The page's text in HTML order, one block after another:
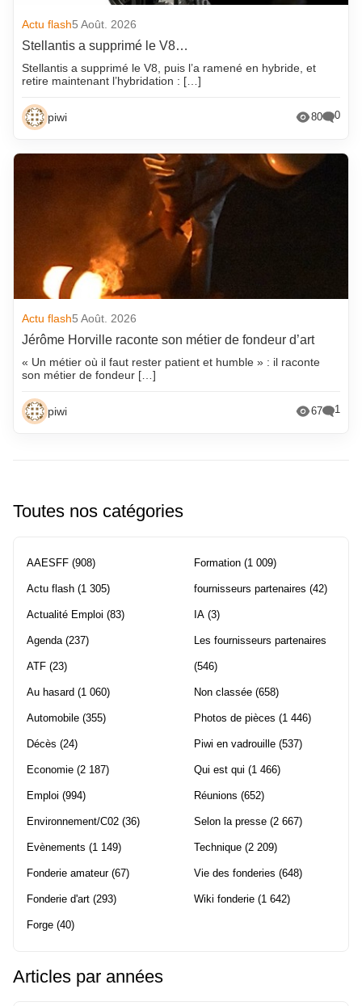
Actu flash5 Août. 2026
Stellantis a supprimé le V8…
Stellantis a supprimé le V8, puis l’a ramené en hybride, et
retire maintenant l’hybridation : […]
piwi 80 0
Actu flash5 Août. 2026
Jérôme Horville raconte son métier de fondeur d’art
« Un métier où il faut rester patient et humble » : il raconte
son métier de fondeur […]
piwi 67 1
Toutes nos catégories
AAESFF (908)
Actu flash (1 305)
Actualité Emploi (83)
Agenda (237)
ATF (23)
Au hasard (1 060)
Automobile (355)
Décès (24)
Economie (2 187)
Emploi (994)
Environnement/C02 (36)
Evènements (1 149)
Fonderie amateur(67)
Fonderie d'art (293)
Forge (40)
Formation (1 009)
fournisseurs partenaires (42)
IA (3)
Les fournisseurs partenaires
(546)
Non classée (658)
Photos de pièces (1 446)
Piwi en vadrouille (537)
Qui est qui (1 466)
Réunions (652)
Selon la presse (2 667)
Technique (2 209)
Vie des fonderies (648)
Wiki fonderie (1 642)
Articles par années